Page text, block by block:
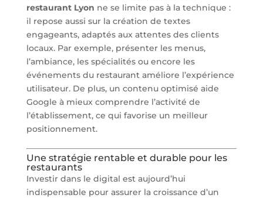
restaurant Lyon ne se limite pas à la technique :
il repose aussi sur la création de textes
engageants, adaptés aux attentes des clients
locaux. Par exemple, présenter les menus,
l’ambiance, les spécialités ou encore les
événements du restaurant améliore l’expérience
utilisateur. De plus, un contenu optimisé aide
Google à mieux comprendre l’activité de
l’établissement, ce qui favorise un meilleur
positionnement.
Une stratégie rentable et durable pour les
restaurants
Investir dans le digital est aujourd’hui
indispensable pour assurer la croissance d’un